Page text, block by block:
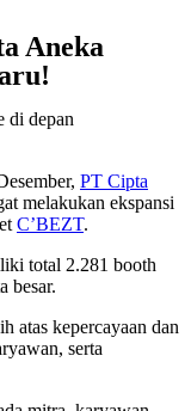
Aneka
PT Cipta
melakukan ekspansi
C’BEZT.
total 2.281 booth
besar.
atas kepercayaan dan
serta